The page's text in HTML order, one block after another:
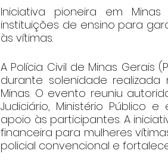
Iniciativa pioneira em
instituições de ensino para
às vítimas.
A Polícia Civil de Minas Gerais
durante solenidade
Minas. O evento reuniu
Judiciário, Ministério Público
apoio às participantes. A
financeira para mulheres
policial convencional e